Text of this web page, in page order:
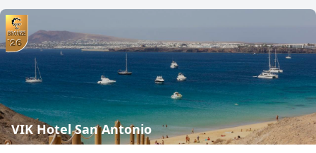
VIK Hotel San Antonio